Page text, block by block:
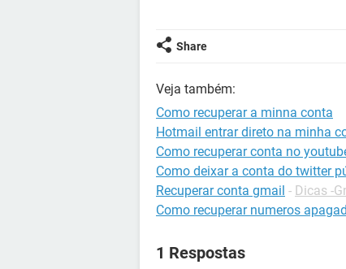
Share
Veja também:
Como recuperar a minna conta
Hotmail entrar direto na minha
Como recuperar conta no
Como deixar a conta do twitter
Recuperar conta gmail - Dicas -
Como recuperar numeros
1 Respostas